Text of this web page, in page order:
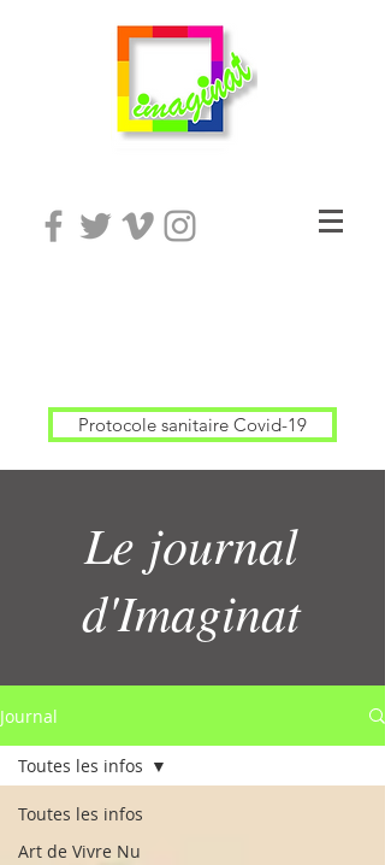
Protocole sanitaire Covid-19
Le journal
d'Imaginat
Journal
Toutes les infos
Art de Vivre Nu
Toutes les infos